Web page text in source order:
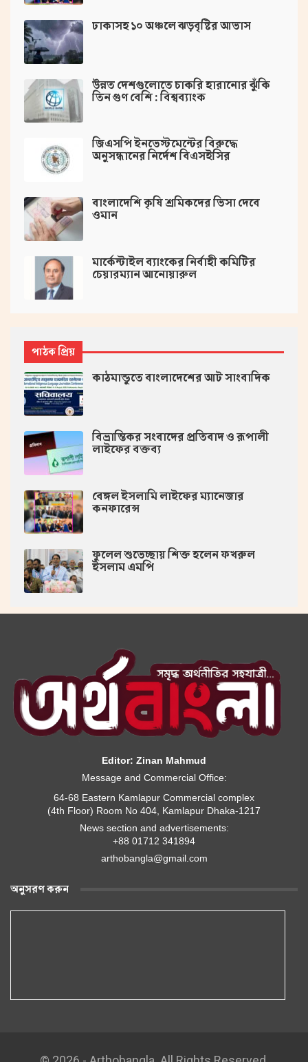
ঢাকাসহ ১০ অঞ্চলে ঝড়বৃষ্টির আভাস
উন্নত দেশগুলোতে চাকরি হারানোর ঝুঁকি
তিন গুণ বেশি : বিশ্বব্যাংক
জিএসপি ইনভেস্টমেন্টের বিরুদ্ধে
অনুসন্ধানের নির্দেশ বিএসইসির
বাংলাদেশি কৃষি শ্রমিকদের ভিসা দেবে
ওমান
মার্কেন্টাইল ব্যাংকের নির্বাহী কমিটির
চেয়ারম্যান আনোয়ারুল
পাঠক প্রিয়
কাঠমান্ডুতে বাংলাদেশের আট সাংবাদিক
বিভ্রান্তিকর সংবাদের প্রতিবাদ ও রূপালী
লাইফের বক্তব্য
বেঙ্গল ইসলামি লাইফের ম্যানেজার
কনফারেন্স
ফুলেল শুভেচ্ছায় শিক্ত হলেন ফখরুল
ইসলাম এমপি
Editor: Zinan Mahmud
Message and Commercial Office:
64-68 Eastern Kamlapur Commercial complex
(4th Floor) Room No 404, Kamlapur Dhaka-1217
News section and advertisements:
+88 01712 341894
arthobangla@gmail.com
অনুসরণ করুন